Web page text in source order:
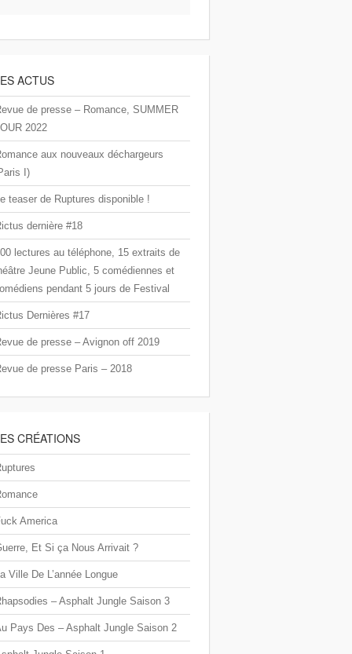
ACTUS
de presse – Romance, SUMMER
2022
aux nouveaux déchargeurs
I)
teaser de Ruptures disponible !
dernière #18
lectures au téléphone, 15 extraits de
Jeune Public, 5 comédiennes et
pendant 5 jours de Festival
Dernières #17
de presse – Avignon off 2019
de presse Paris – 2018
CRÉATIONS
America
Et Si ça Nous Arrivait ?
La Ville De L’année Longue
– Asphalt Jungle Saison 3
Pays Des – Asphalt Jungle Saison 2